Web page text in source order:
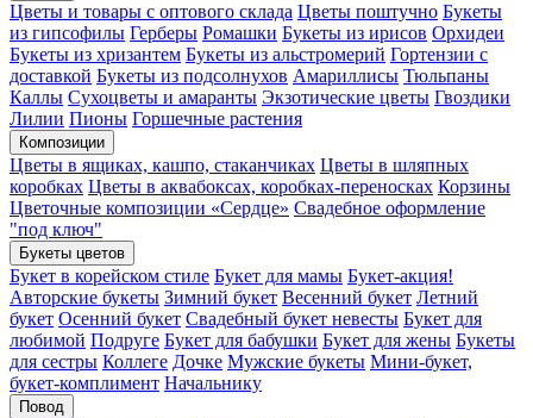
Цветы и товары с оптового склада Цветы поштучно Букеты
из гипсофилы Герберы Ромашки Букеты из ирисов Орхидеи
Букеты из хризантем Букеты из альстромерий Гортензии с
доставкой Букеты из подсолнухов Амариллисы Тюльпаны
Каллы Сухоцветы и амаранты Экзотические цветы Гвоздики
Лилии Пионы Горшечные растения
Композиции
Цветы в ящиках, кашпо, стаканчиках Цветы в шляпных
коробках Цветы в аквабоксах, коробках-переносках Корзины
Цветочные композиции «Сердце» Свадебное оформление
"под ключ"
Букеты цветов
Букет в корейском стиле Букет для мамы Букет-акция!
Авторские букеты Зимний букет Весенний букет Летний
букет Осенний букет Свадебный букет невесты Букет для
любимой Подруге Букет для бабушки Букет для жены Букеты
для сестры Коллеге Дочке Мужские букеты Мини-букет,
букет-комплимент Начальнику
Повод